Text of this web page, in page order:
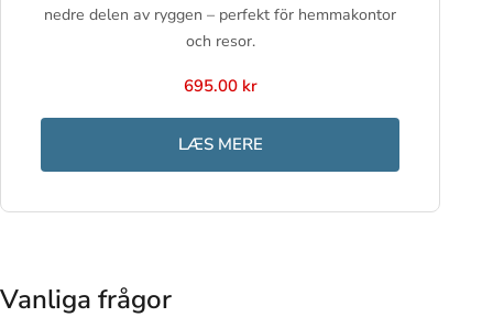
nedre delen av ryggen – perfekt för hemmakontor
och resor.
695.00 kr
LÆS MERE
Vanliga frågor